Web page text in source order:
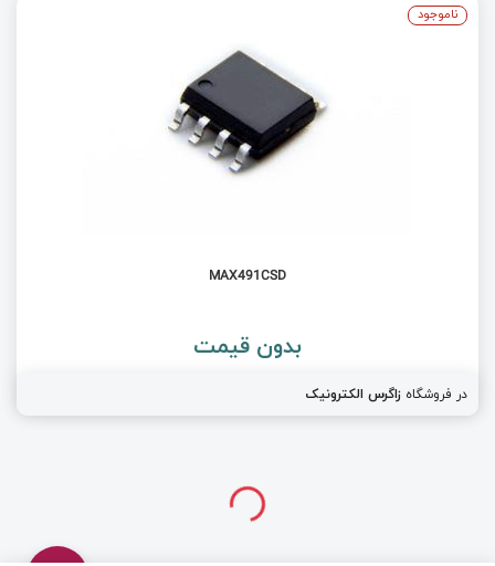
MAX491CSD
بدون قیمت
در فروشگاه زاگرس الکترونیک
ناموجود